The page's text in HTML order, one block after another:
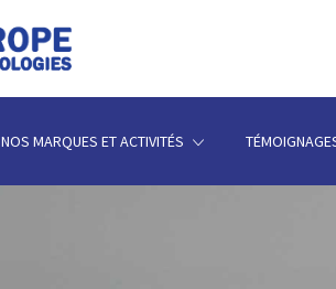
NOS MARQUES ET ACTIVITÉS